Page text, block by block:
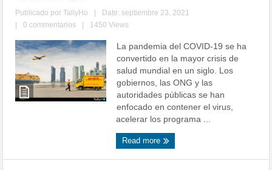
Publicado porTallyHo
Date: septiembre 23, 2021
0 commentarios 1450 Views
La pandemia del COVID-19 se ha
convertido en la mayor crisis de
salud mundial en un siglo. Los
gobiernos, las ONG y las
autoridades públicas se han
enfocado en contener el virus,
acelerar los programa ...
Read more